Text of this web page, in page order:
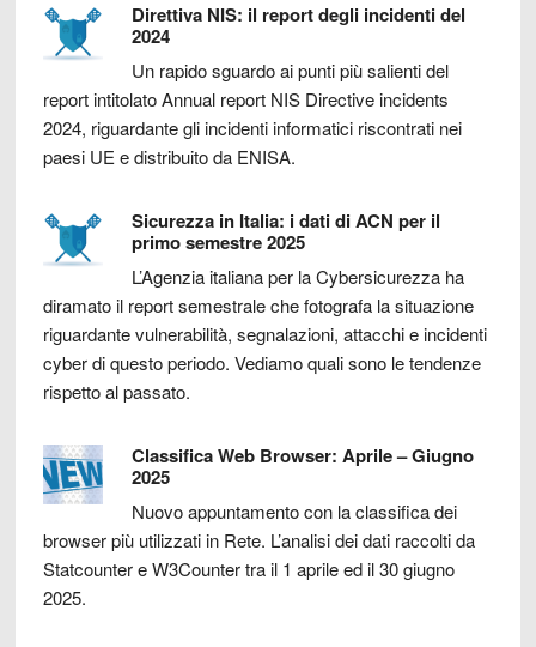
Direttiva NIS: il report degli incidenti del
2024
Un rapido sguardo ai punti più salienti del
report intitolato Annual report NIS Directive incidents
2024, riguardante gli incidenti informatici riscontrati nei
paesi UE e distribuito da ENISA.
Sicurezza in Italia: i dati di ACN per il
primo semestre 2025
L’Agenzia italiana per la Cybersicurezza ha
diramato il report semestrale che fotografa la situazione
riguardante vulnerabilità, segnalazioni, attacchi e incidenti
cyber di questo periodo. Vediamo quali sono le tendenze
rispetto al passato.
Classifica Web Browser: Aprile – Giugno
2025
Nuovo appuntamento con la classifica dei
browser più utilizzati in Rete. L’analisi dei dati raccolti da
Statcounter e W3Counter tra il 1 aprile ed il 30 giugno
2025.